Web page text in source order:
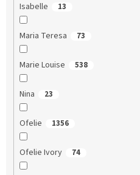
Isabelle 13
Maria Teresa 73
Marie Louise 538
Nina 23
Ofelie 1356
Ofelie Ivory 74